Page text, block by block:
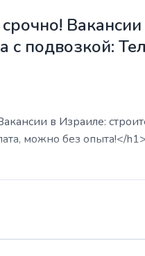
с подвозкой:
в Израиле:
можно без опыта!</